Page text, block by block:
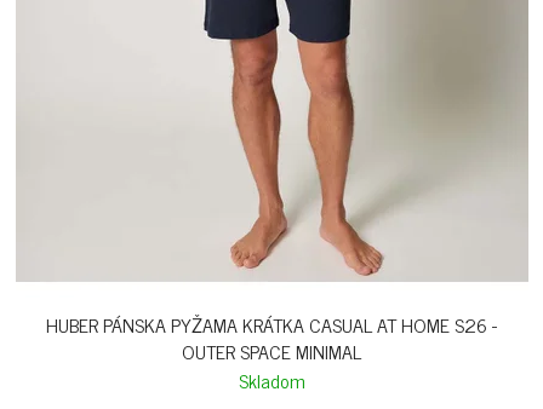
HUBER PÁNSKA PYŽAMA KRÁTKA CASUAL AT HOME S26 -
OUTER SPACE MINIMAL
Skladom